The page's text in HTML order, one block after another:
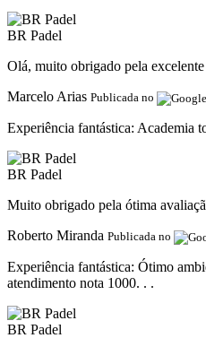
BR Padel
Olá, muito obrigado pela
Marcelo Arias Publicada no
Experiência fantástica: Academia
BR Padel
Muito obrigado pela ótima
Roberto Miranda Publicada no
Experiência fantástica: Ótimo
atendimento nota 1000. . .
BR Padel